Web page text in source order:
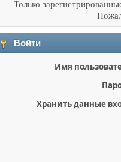
Только
Войти
Имя
Хранить данные